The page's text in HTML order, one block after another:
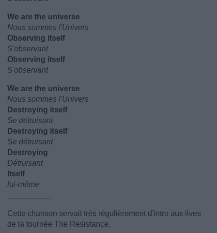
We are the universe
Nous sommes l'Univers
Observing itself
S'observant
Observing itself
S'observant
We are the universe
Nous sommes l'Univers
Destroying itself
Se détruisant
Destroying itself
Se détruisant
Destroying
Détruisant
Itself
lui-même
Cette chanson servait très régulièrement d'intro aux lives
de la tournée The Resistance.